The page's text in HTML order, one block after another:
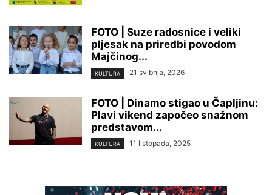
FOTO | Suze radosnice i veliki
pljesak na priredbi povodom
Majčinog...
KULTURA 21 svibnja, 2026
FOTO | Dinamo stigao u Čapljinu:
Plavi vikend započeo snažnom
predstavom...
KULTURA 11 listopada, 2025